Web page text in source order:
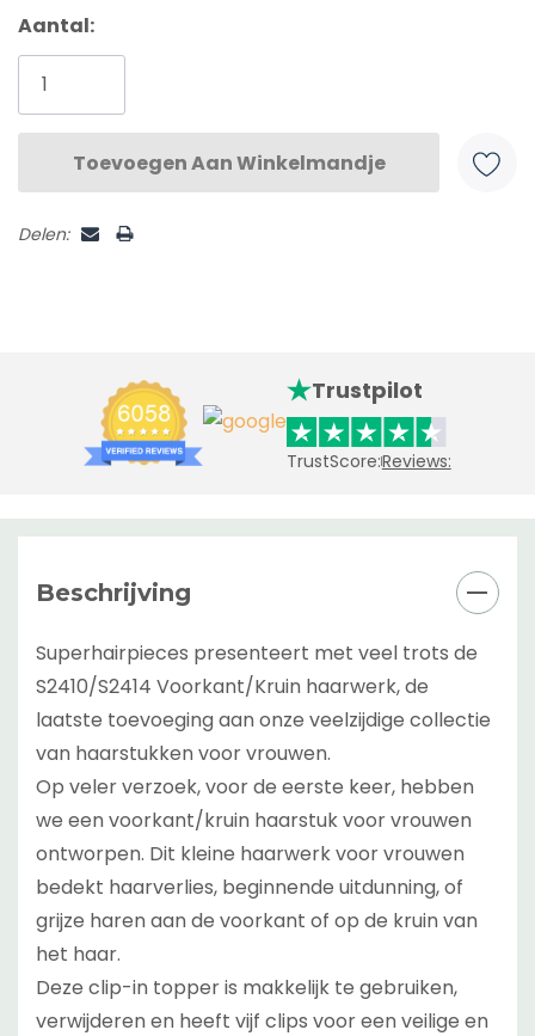
Huidige
voorraad:
Aantal:
Delen:
Trustpilot
TrustScore:Reviews:
Beschrijving
Superhairpieces presenteert met veel trots de
S2410/S2414 Voorkant/Kruin haarwerk, de
laatste toevoeging aan onze veelzijdige collectie
van haarstukken voor vrouwen.
Op veler verzoek, voor de eerste keer, hebben
we een voorkant/kruin haarstuk voor vrouwen
ontworpen. Dit kleine haarwerk voor vrouwen
bedekt haarverlies, beginnende uitdunning, of
grijze haren aan de voorkant of op de kruin van
het haar.
Deze clip-in topper is makkelijk te gebruiken,
verwijderen en heeft vijf clips voor een veilige en